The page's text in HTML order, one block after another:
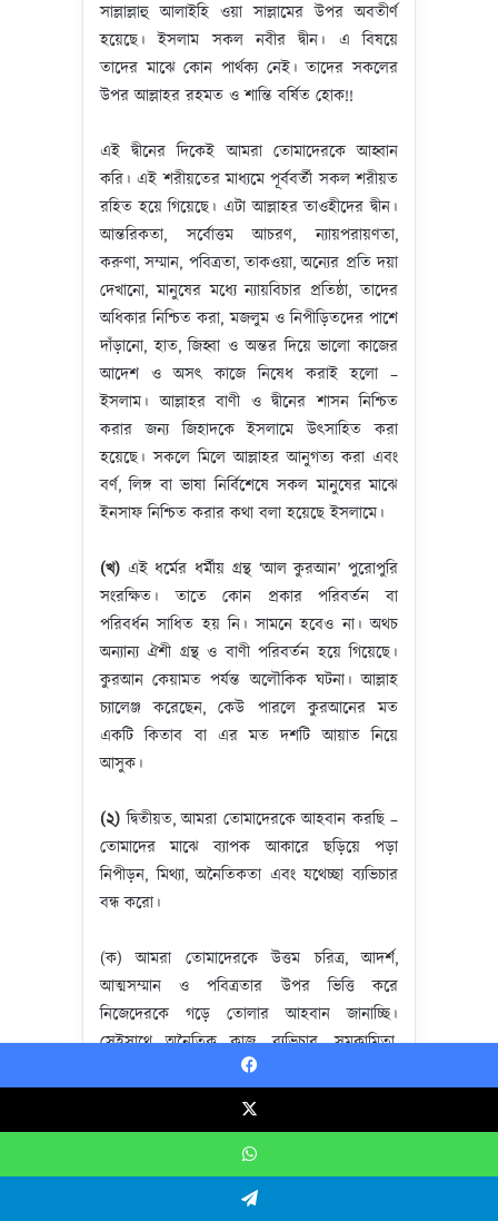
সাল্লাল্লাহু আলাইহি ওয়া সাল্লামের উপর অবতীর্ণ
হয়েছে। ইসলাম সকল নবীর দ্বীন। এ বিষয়ে
তাদের মাঝে কোন পার্থক্য নেই। তাদের সকলের
উপর আল্লাহর রহমত ও শান্তি বর্ষিত হোক!!
এই দ্বীনের দিকেই আমরা তোমাদেরকে আহ্বান
করি। এই শরীয়তের মাধ্যমে পূর্ববর্তী সকল শরীয়ত
রহিত হয়ে গিয়েছে। এটা আল্লাহর তাওহীদের দ্বীন।
আন্তরিকতা, সর্বোত্তম আচরণ, ন্যায়পরায়ণতা,
করুণা, সম্মান, পবিত্রতা, তাকওয়া, অন্যের প্রতি দয়া
দেখানো, মানুষের মধ্যে ন্যায়বিচার প্রতিষ্ঠা, তাদের
অধিকার নিশ্চিত করা, মজলুম ও নিপীড়িতদের পাশে
দাঁড়ানো, হাত, জিহ্বা ও অন্তর দিয়ে ভালো কাজের
আদেশ ও অসৎ কাজে নিষেধ করাই হলো –
ইসলাম। আল্লাহর বাণী ও দ্বীনের শাসন নিশ্চিত
করার জন্য জিহাদকে ইসলামে উৎসাহিত করা
হয়েছে। সকলে মিলে আল্লাহর আনুগত্য করা এবং
বর্ণ, লিঙ্গ বা ভাষা নির্বিশেষে সকল মানুষের মাঝে
ইনসাফ নিশ্চিত করার কথা বলা হয়েছে ইসলামে।
(খ) এই ধর্মের ধর্মীয় গ্রন্থ ‘আল কুরআন’ পুরোপুরি
সংরক্ষিত। তাতে কোন প্রকার পরিবর্তন বা
পরিবর্ধন সাধিত হয় নি। সামনে হবেও না। অথচ
অন্যান্য ঐশী গ্রন্থ ও বাণী পরিবর্তন হয়ে গিয়েছে।
কুরআন কেয়ামত পর্যন্ত অলৌকিক ঘটনা। আল্লাহ
চ্যালেঞ্জ করেছেন, কেউ পারলে কুরআনের মত
একটি কিতাব বা এর মত দশটি আয়াত নিয়ে
আসুক।
(২) দ্বিতীয়ত, আমরা তোমাদেরকে আহবান করছি –
তোমাদের মাঝে ব্যাপক আকারে ছড়িয়ে পড়া
নিপীড়ন, মিথ্যা, অনৈতিকতা এবং যথেচ্ছা ব্যভিচার
বন্ধ করো।
(ক) আমরা তোমাদেরকে উত্তম চরিত্র, আদর্শ,
আত্মসম্মান ও পবিত্রতার উপর ভিত্তি করে
নিজেদেরকে গড়ে তোলার আহবান জানাচ্ছি।
সেইসাথে অনৈতিক কাজ, ব্যভিচার, সমকামিতা,
মাদক গ্রহণ, জুয়া খেলা এবং সুদ ভিত্তিক ব্যবসার
মত সব ধরনের খারাপ কাজ থেকে বিরত থাকার
আমরা তোমাদেরকে সেই সব বিষয়ের দিকে
আহবান করছি, যেগুলো থেকে মানুষ হিসেবে
Facebook
X
WhatsApp